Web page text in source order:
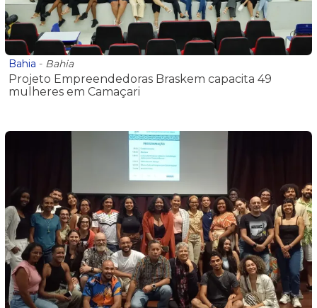
Bahia - Bahia
Projeto Empreendedoras Braskem capacita 49
mulheres em Camaçari